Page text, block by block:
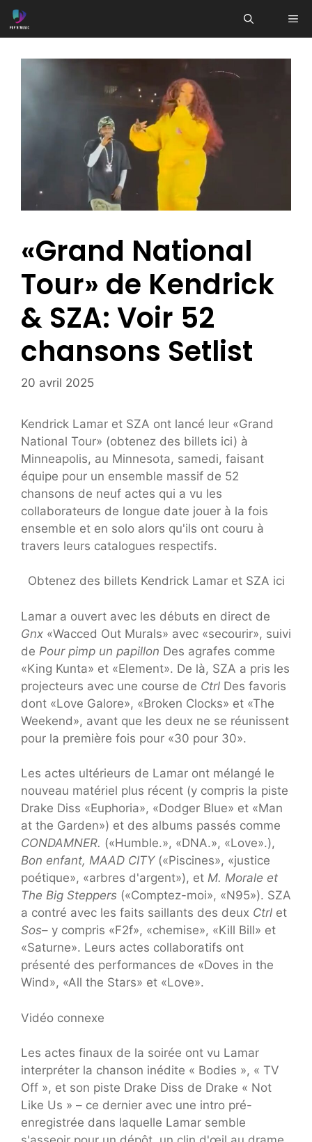
Aller
au
«Grand National
Tour» de Kendrick
& SZA: Voir 52
chansons Setlist
20 avril 2025
Kendrick Lamar et SZA ont lancé leur «Grand
National Tour» (obtenez des billets ici) à
Minneapolis, au Minnesota, samedi, faisant
équipe pour un ensemble massif de 52
chansons de neuf actes qui a vu les
collaborateurs de longue date jouer à la fois
ensemble et en solo alors qu'ils ont couru à
travers leurs catalogues respectifs.
Obtenez des billets Kendrick Lamar et SZA ici
Lamar a ouvert avec les débuts en direct de
Gnx «Wacced Out Murals» avec «secourir», suivi
de Pour pimp un papillon Des agrafes comme
«King Kunta» et «Element». De là, SZA a pris les
projecteurs avec une course de Ctrl Des favoris
dont «Love Galore», «Broken Clocks» et «The
Weekend», avant que les deux ne se réunissent
pour la première fois pour «30 pour 30».
Les actes ultérieurs de Lamar ont mélangé le
nouveau matériel plus récent (y compris la piste
Drake Diss «Euphoria», «Dodger Blue» et «Man
at the Garden») et des albums passés comme
CONDAMNER. («Humble.», «DNA.», «Love».),
Bon enfant, MAAD CITY(«Piscines», «justice
poétique», «arbres d'argent»), et M. Morale et
The Big Steppers («Comptez-moi», «N95»). SZA
a contré avec les faits saillants des deux Ctrl et
Sos– y compris «F2f», «chemise», «Kill Bill» et
«Saturne». Leurs actes collaboratifs ont
présenté des performances de «Doves in the
Wind», «All the Stars» et «Love».
Vidéo connexe
Les actes finaux de la soirée ont vu Lamar
interpréter la chanson inédite « Bodies », « TV
Off », et son piste Drake Diss de Drake « Not
Like Us » – ce dernier avec une intro pré-
enregistrée dans laquelle Lamar semble